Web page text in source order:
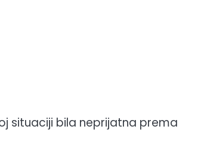
situaciji bila neprijatna prema